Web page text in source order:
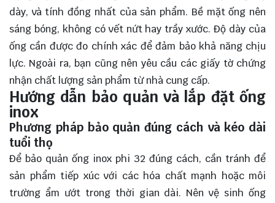
dày, và tính đồng nhất của sản phẩm. Bề mặt ống nên
sáng bóng, không có vết nứt hay trầy xước. Độ dày của
ống cần được đo chính xác để đảm bảo khả năng chịu
lực. Ngoài ra, bạn cũng nên yêu cầu các giấy tờ chứng
nhận chất lượng sản phẩm từ nhà cung cấp.
Hướng dẫn bảo quản và lắp đặt ống
inox
Phương pháp bảo quản đúng cách và kéo dài
tuổi thọ
Để bảo quản ống inox phi 32 đúng cách, cần tránh để
sản phẩm tiếp xúc với các hóa chất mạnh hoặc môi
trường ẩm ướt trong thời gian dài. Nên vệ sinh ống